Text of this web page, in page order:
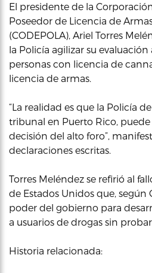
El presidente de la
Poseedor de Licencia de
(CODEPOLA), Ariel Torres
la Policía agilizar su
personas con licencia de
licencia de armas.
“La realidad es que la Policía
tribunal en Puerto Rico,
decisión del alto foro”,
declaraciones escritas.
Torres Meléndez se refirió al
de Estados Unidos que, según
poder del gobierno para
a usuarios de drogas sin
Historia relacionada: